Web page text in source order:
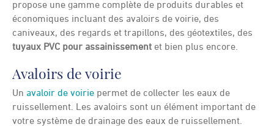
propose une gamme complète de produits durables et
économiques incluant des avaloirs de voirie, des
caniveaux, des regards et trapillons, des géotextiles, des
tuyaux PVC pour assainissement et bien plus encore.
Avaloirs de voirie
Un avaloir de voirie permet de collecter les eaux de
ruissellement. Les avaloirs sont un élément important de
votre système de drainage des eaux de ruissellement.